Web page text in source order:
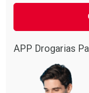
APP Drogarias